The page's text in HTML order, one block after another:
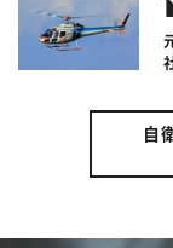
自